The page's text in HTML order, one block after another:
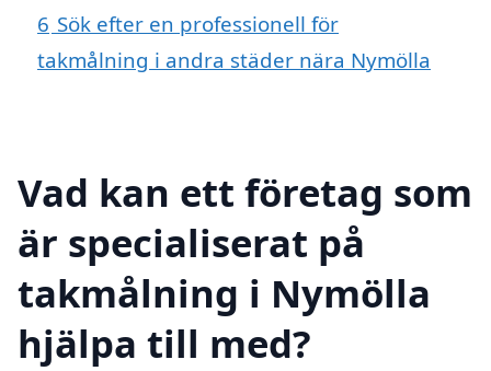
6 Sök efter en professionell för
takmålning i andra städer nära Nymölla
Vad kan ett företag som
är specialiserat på
takmålning i Nymölla
hjälpa till med?